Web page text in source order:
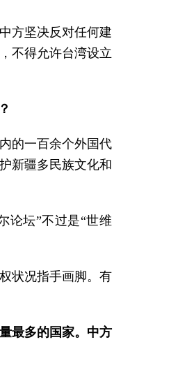
方坚决反对任何建
不得允许台湾设立
的一百余个外国代
新疆多民族文化和
论坛”不过是“世维
状况指手画脚。有
最多的国家。中方